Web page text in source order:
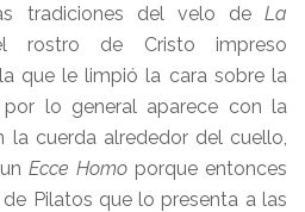
tradiciones del velo de La
rostro de Cristo impreso
que le limpió la cara sobre la
lo general aparece con la
la cuerda alrededor del cuello,
Ecce Homo porque entonces
Pilatos que lo presenta a las